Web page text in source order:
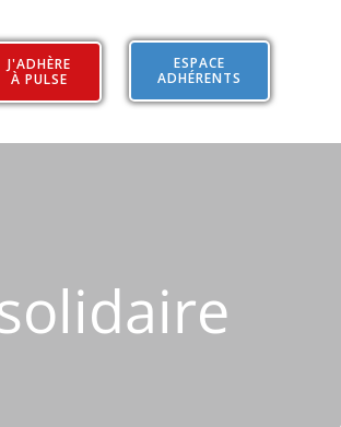
J'ADHÈRE
À PULSE
ESPACE
ADHÉRENTS